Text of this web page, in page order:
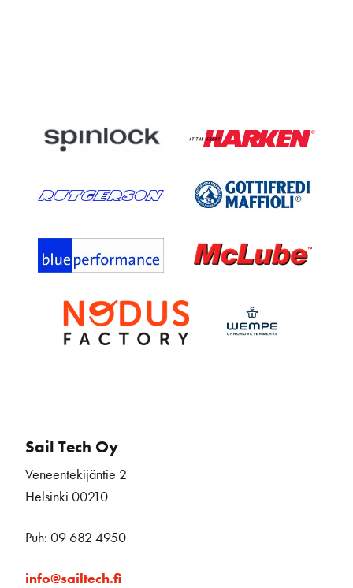
Sail Tech Oy
Veneentekijäntie 2
Helsinki 00210
Puh: 09 682 4950
info@sailtech.fi